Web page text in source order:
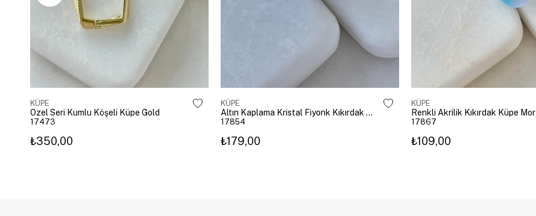
KÜPE
Özel Seri Kumlu Köşeli Küpe Gold
17473
₺350,00
KÜPE
Altın Kaplama Kristal Fiyonk Kıkırdak Küpe Gümüş
17854
₺179,00
KÜPE
Renkli Akrilik Kıkırdak Küpe Mor
17867
₺109,00